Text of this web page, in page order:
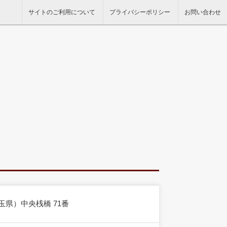
サイトのご利用について プライバシーポリシー お問い合わせ
県）中央桟橋 71番